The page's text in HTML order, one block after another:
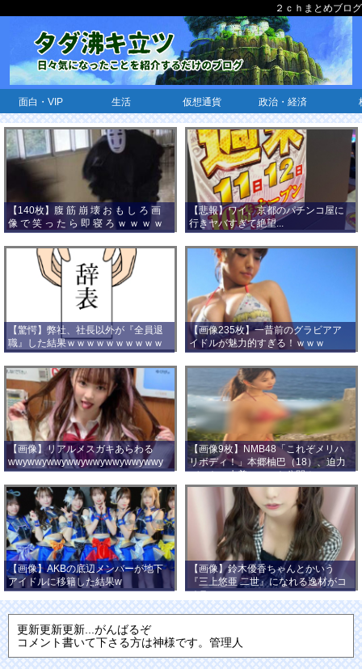
２ｃｈまとめブログ
面白・VIP 生活 仮想通貨 政治・経済
【140枚】腹 筋 崩 壊 お も し ろ 画
像 で 笑 っ た ら 即 寝 ろ ｗ ｗ ｗ ｗ
ｗ ｗ ｗ ｗ ｗ ｗ ｗ ｗ
【悲報】ワイ、京都のパチンコ屋に
行きヤバすぎて絶望...
【驚愕】弊社、社長以外が『全員退
職』した結果ｗｗｗｗｗｗｗｗｗｗ
ｗｗｗ
【画像235枚】一昔前のグラビアア
イドルが魅力的すぎる！ｗｗｗ
【画像】リアルメスガキあらわる
wwywwywwywwywwywwywwywwy
wwy
【画像9枚】NMB48「これぞメリハ
リボディ！」本郷柚巴（18）、迫力
バストの水着ショット公開！
【画像】AKBの底辺メンバーが地下
アイドルに移籍した結果w
【画像】鈴木優香ちゃんとかいう
『三上悠亜 二世』になれる逸材がコ
チラ
更新更新更新...がんばるぞ
コメント書いて下さる方は神様です。管理人